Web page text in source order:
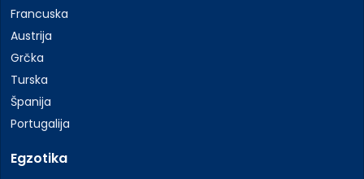
Francuska
Austrija
Grčka
Turska
Španija
Portugalija
Egzotika